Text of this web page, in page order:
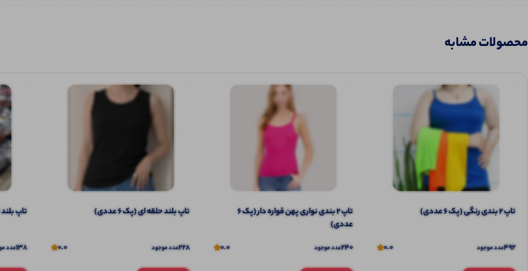
محصولات مشابه
تاپ ۲ بندی رنگی (پک 6 عددی)
492عدد موجود 0.0
تاپ ۲ بندی نواری پهن قواره دار (پک 6
عددی)
240عدد موجود 0.0
تاپ بلند حلقه ای (پک 6 عددی)
228عدد موجود 0.0
تاپ بلند
138عدد